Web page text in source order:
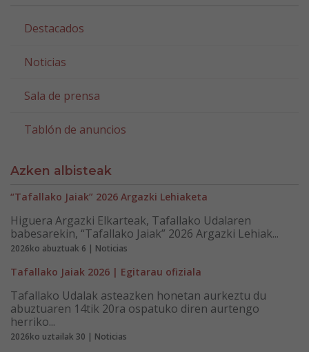
Destacados
Noticias
Sala de prensa
Tablón de anuncios
Azken albisteak
“Tafallako Jaiak” 2026 Argazki Lehiaketa
Higuera Argazki Elkarteak, Tafallako Udalaren
babesarekin, “Tafallako Jaiak” 2026 Argazki Lehiak...
2026ko abuztuak 6 | Noticias
Tafallako Jaiak 2026 | Egitarau ofiziala
Tafallako Udalak asteazken honetan aurkeztu du
abuztuaren 14tik 20ra ospatuko diren aurtengo
herriko...
2026ko uztailak 30 | Noticias